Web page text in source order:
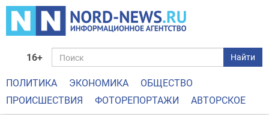
16+ Найти
ПОЛИТИКА ЭКОНОМИКА
ОБЩЕСТВО
ПРОИСШЕСТВИЯ
ФОТОРЕПОРТАЖИ АВТОРСКОЕ